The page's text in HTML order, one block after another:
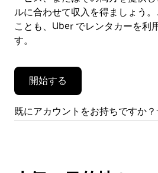
閉
じ
ま
す。
ルに合わせて収入を得ましょう
ことも、Uber でレンタカーを利
す。
開始する
既にアカウントをお持ちですか